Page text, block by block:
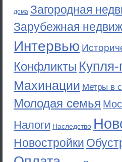
дома Загородная
Зарубежная
Интервью
Конфликты
Махинации Метры в
Молодая семья
Налоги Наследство
Новостройки